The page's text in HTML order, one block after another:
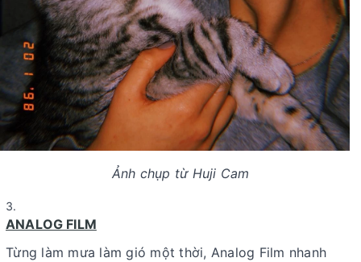
Ảnh chụp từ Huji Cam
ANALOG FILM
Từng làm mưa làm gió một thời, Analog Film nhanh